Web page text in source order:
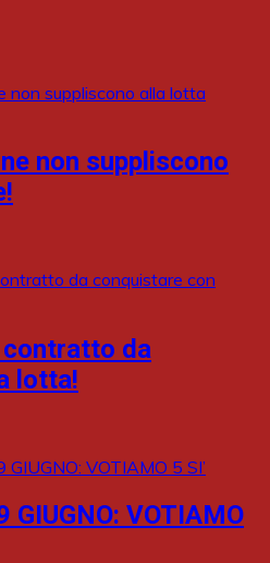
non suppliscono
contratto da
lotta!
GIUGNO: VOTIAMO